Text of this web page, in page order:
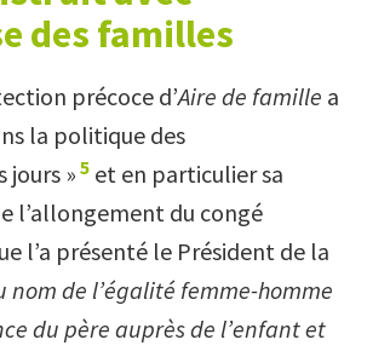
des familles
précoce d’Aire de famille a
la politique des
jours » 5 et en particulier sa
l’allongement du congé
l’a présenté le Président de la
nom de l’égalité femme-homme
du père auprès de l’enfant et